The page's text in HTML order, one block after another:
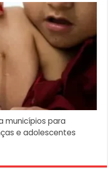
municípios para
e adolescentes